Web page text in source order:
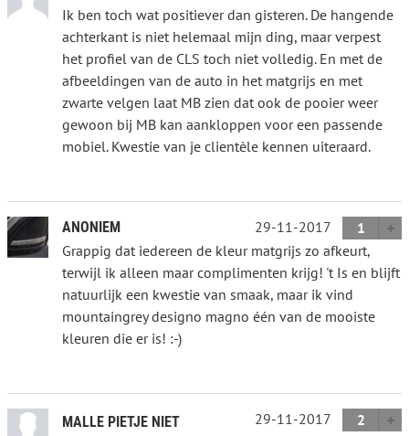
Ik ben toch wat positiever dan gisteren. De hangende
achterkant is niet helemaal mijn ding, maar verpest
het profiel van de CLS toch niet volledig. En met de
afbeeldingen van de auto in het matgrijs en met
zwarte velgen laat MB zien dat ook de pooier weer
gewoon bij MB kan aankloppen voor een passende
mobiel. Kwestie van je clientèle kennen uiteraard.
ANONIEM 29-11-2017
1
Grappig dat iedereen de kleur matgrijs zo afkeurt,
terwijl ik alleen maar complimenten krijg! 't Is en blijft
natuurlijk een kwestie van smaak, maar ik vind
mountaingrey designo magno één van de mooiste
kleuren die er is! :-)
MALLE PIETJE NIET 29-11-2017
2